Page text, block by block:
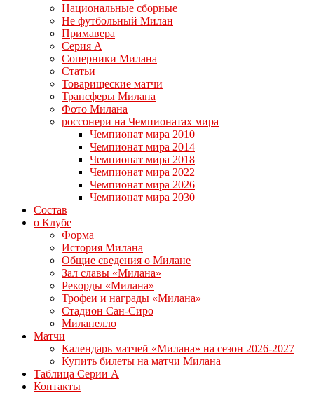
Национальные сборные
Не футбольный Милан
Примавера
Серия А
Соперники Милана
Статьи
Товарищеские матчи
Трансферы Милана
Фото Милана
россонери на Чемпионатах мира
Чемпионат мира 2010
Чемпионат мира 2014
Чемпионат мира 2018
Чемпионат мира 2022
Чемпионат мира 2026
Чемпионат мира 2030
Состав
о Клубе
Форма
История Милана
Общие сведения о Милане
Зал славы «Милана»
Рекорды «Милана»
Трофеи и награды «Милана»
Стадион Сан-Сиро
Миланелло
Матчи
Календарь матчей «Милана» на сезон 2026-2027
Купить билеты на матчи Милана
Таблица Серии А
Контакты